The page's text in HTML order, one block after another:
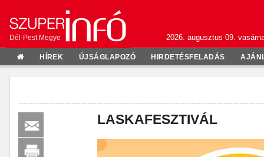
Dél-Pest Megye 2026. augusztus 09.
HÍREK ÚJSÁGLAPOZÓ HIRDETÉSFELADÁS
LASKAFESZTIVÁL